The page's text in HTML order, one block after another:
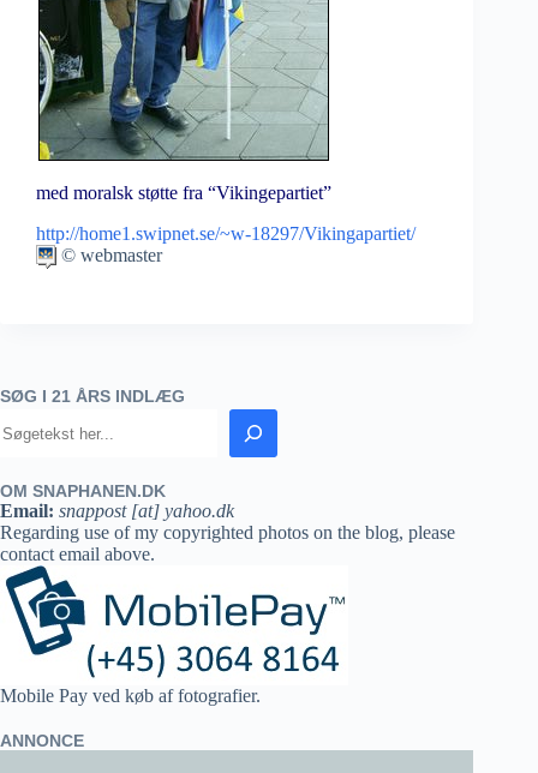
med moralsk støtte fra “Vikingepartiet”
http://home1.swipnet.se/~w-18297/Vikingapartiet/
© webmaster
SØG I 21 ÅRS INDLÆG
OM SNAPHANEN.DK
Email: snappost [at] yahoo.dk
Regarding use of my copyrighted photos on the blog, please
contact email above.
Mobile Pay ved køb af fotografier.
ANNONCE